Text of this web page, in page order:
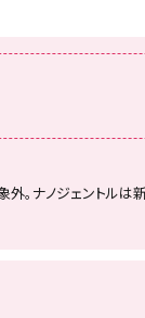
。ナノジェントルは